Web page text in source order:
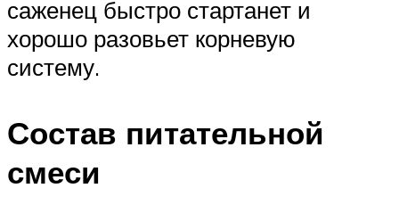
саженец быстро стартанет и
хорошо разовьет корневую
систему.
Состав питательной
смеси